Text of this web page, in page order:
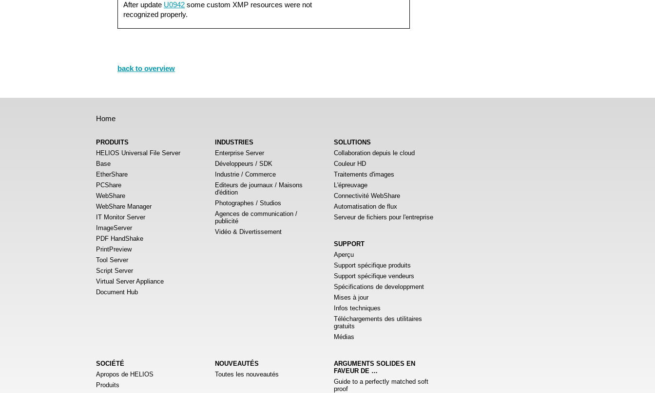
After update U0942 some custom XMP resources were not
recognized properly.
back to overview
Home
PRODUITS
HELIOS Universal File Server
Base
EtherShare
PCShare
WebShare
WebShare Manager
IT Monitor Server
ImageServer
PDF HandShake
PrintPreview
Tool Server
Script Server
Virtual Server Appliance
Document Hub
INDUSTRIES
Enterprise Server
Développeurs / SDK
Industrie / Commerce
Editeurs de journaux / Maisons
d'édition
Photographes / Studios
Agences de communication /
publicité
Vidéo & Divertissement
SOLUTIONS
Collaboration depuis le cloud
Couleur HD
Traitements d'images
L'épreuvage
Connectivité WebShare
Automatisation de flux
Serveur de fichiers pour l'entreprise
SUPPORT
Aperçu
Support spécifique produits
Support spécifique vendeurs
Spécifications de developpment
Mises à jour
Infos techniques
Téléchargements des utilitaires
gratuits
Médias
SOCIÉTÉ
Apropos de HELIOS
Produits
NOUVEAUTÉS
Toutes les nouveautés
ARGUMENTS SOLIDES EN
FAVEUR DE …
Guide to a perfectly matched soft
proof